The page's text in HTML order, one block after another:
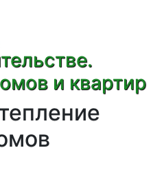
и квартир